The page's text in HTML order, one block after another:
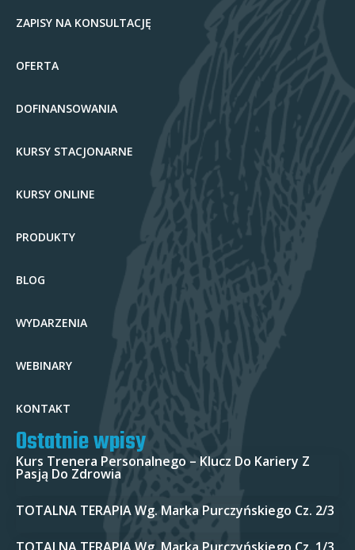
ZAPISY NA KONSULTACJĘ
OFERTA
DOFINANSOWANIA
KURSY STACJONARNE
KURSY ONLINE
PRODUKTY
BLOG
WYDARZENIA
WEBINARY
KONTAKT
Ostatnie wpisy
Kurs Trenera Personalnego – Klucz Do Kariery Z
Pasją Do Zdrowia
TOTALNA TERAPIA Wg. Marka Purczyńskiego Cz. 2/3